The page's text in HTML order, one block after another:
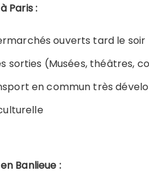
Paris :
ouverts tard le soir
sorties (Musées, théâtres,
en commun très
Banlieue :